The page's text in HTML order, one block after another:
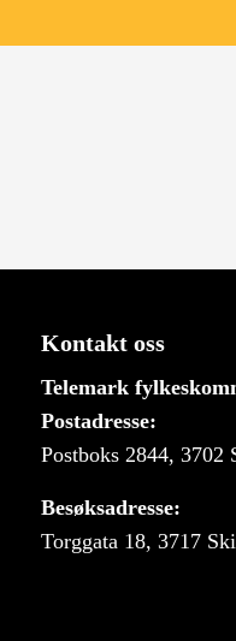
Kontakt oss
Telemark
Postadresse:
Postboks 2844, 3702
Besøksadresse:
Torggata 18, 3717